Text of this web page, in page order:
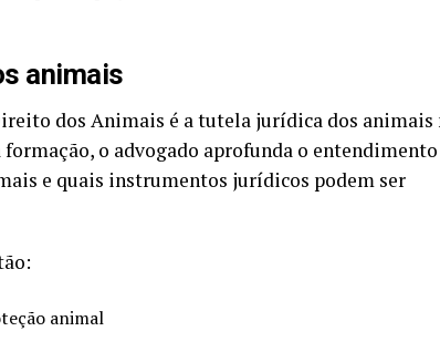
animais
dos Animais é a tutela jurídica dos animais
o advogado aprofunda o entendimento
e quais instrumentos jurídicos podem ser
animal